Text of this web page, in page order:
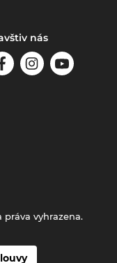
nás
práva vyhrazena.